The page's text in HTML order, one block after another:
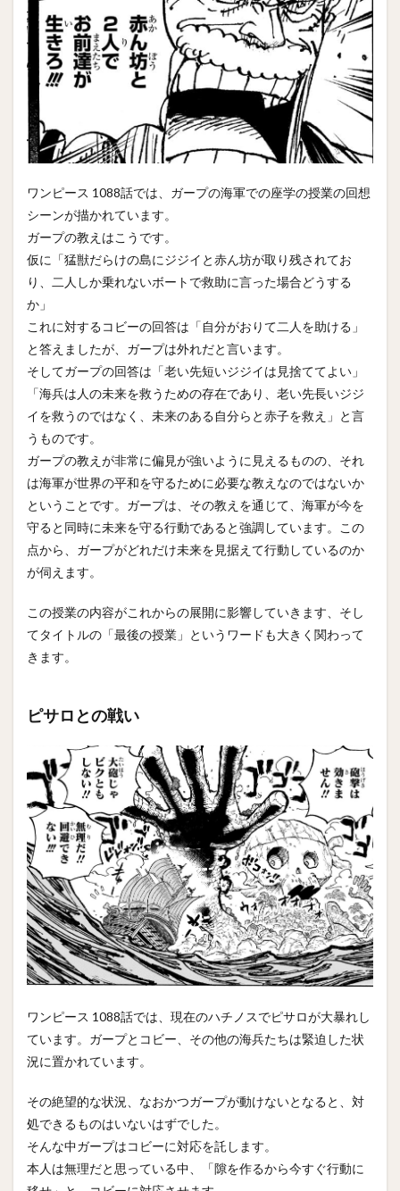
ワンピース 1088話では、ガープの海軍での座学の授業の回想
シーンが描かれています。
ガープの教えはこうです。
仮に「猛獣だらけの島にジジイと赤ん坊が取り残されてお
り、二人しか乗れないボートで救助に言った場合どうする
か」
これに対するコビーの回答は「自分がおりて二人を助ける」
と答えましたが、ガープは外れだと言います。
そしてガープの回答は「老い先短いジジイは見捨ててよい」
「海兵は人の未来を救うための存在であり、老い先長いジジ
イを救うのではなく、未来のある自分らと赤子を救え」と言
うものです。
ガープの教えが非常に偏見が強いように見えるものの、それ
は海軍が世界の平和を守るために必要な教えなのではないか
ということです。ガープは、その教えを通じて、海軍が今を
守ると同時に未来を守る行動であると強調しています。この
点から、ガープがどれだけ未来を見据えて行動しているのか
が伺えます。
この授業の内容がこれからの展開に影響していきます、そし
てタイトルの「最後の授業」というワードも大きく関わって
きます。
ピサロとの戦い
ワンピース 1088話では、現在のハチノスでピサロが大暴れし
ています。ガープとコビー、その他の海兵たちは緊迫した状
況に置かれています。
その絶望的な状況、なおかつガープが動けないとなると、対
処できるものはいないはずでした。
そんな中ガープはコビーに対応を託します。
本人は無理だと思っている中、「隙を作るから今すぐ行動に